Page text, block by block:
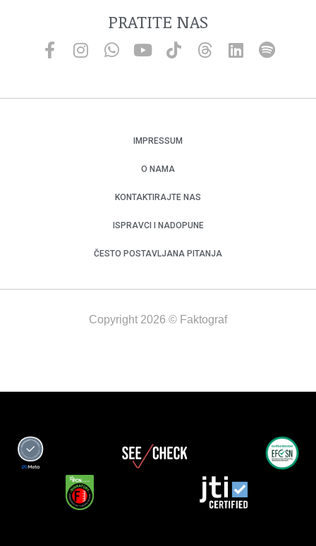
PRATITE NAS
IMPRESSUM
O NAMA
KONTAKTIRAJTE NAS
ISPRAVCI I NADOPUNE
ČESTO POSTAVLJANA PITANJA
Copyright 2026 © Faktograf